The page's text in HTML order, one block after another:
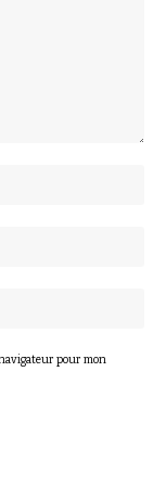
pour mon